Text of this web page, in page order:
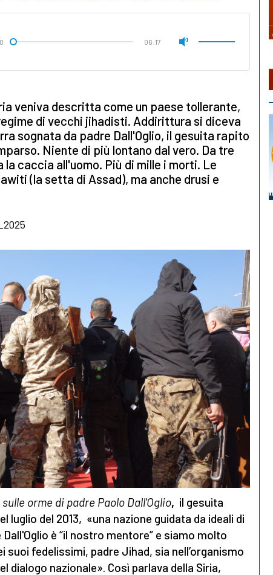
06:17
veniva descritta come un paese tollerante,
di vecchi jihadisti. Addirittura si diceva
sognata da padre Dall'Oglio, il gesuita rapito
Niente di più lontano dal vero. Da tre
la caccia all'uomo. Più di mille i morti. Le
(la setta di Assad), ma anche drusi e
orme di padre Paolo Dall'Oglio, il gesuita
luglio del 2013, «una nazione guidata da ideali di
è “il nostro mentore” e siamo molto
suoi fedelissimi, padre Jihad, sia nell’organismo
dialogo nazionale». Così parlava della Siria,